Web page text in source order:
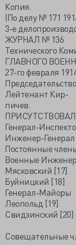
Копия.
(По делу № 171
3-е
ЖУРНАЛ № 136
Технического
ГЛАВНОГО
27-го февраля
Лейтенант Кир-
пичев.
Генерал-
Инженер-Генерал
Постоянные
Военные
Мясковский [17]
Буйницкий [18]
Генерал-Майоры
Леопольд [19]
Свидзинский [20]
Совещательные